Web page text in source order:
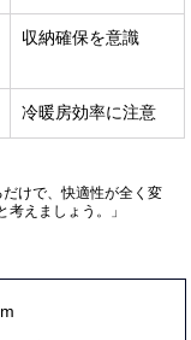
収納確保を意識
冷暖房効率に注意
だけで、快適性が全く変
考えましょう。」